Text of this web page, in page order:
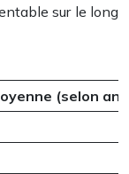
sur le long
(selon